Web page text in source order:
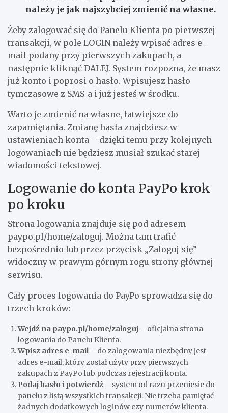
należy je jak najszybciej zmienić na własne.
Żeby zalogować się do Panelu Klienta po pierwszej
transakcji, w pole LOGIN należy wpisać adres e-
mail podany przy pierwszych zakupach, a
następnie kliknąć DALEJ. System rozpozna, że masz
już konto i poprosi o hasło. Wpisujesz hasło
tymczasowe z SMS-a i już jesteś w środku.
Warto je zmienić na własne, łatwiejsze do
zapamiętania. Zmianę hasła znajdziesz w
ustawieniach konta – dzięki temu przy kolejnych
logowaniach nie będziesz musiał szukać starej
wiadomości tekstowej.
Logowanie do konta PayPo krok
po kroku
Strona logowania znajduje się pod adresem
paypo.pl/home/zaloguj. Można tam trafić
bezpośrednio lub przez przycisk „Zaloguj się”
widoczny w prawym górnym rogu strony głównej
serwisu.
Cały proces logowania do PayPo sprowadza się do
trzech kroków:
Wejdź na paypo.pl/home/zaloguj – oficjalna strona
logowania do Panelu Klienta.
Wpisz adres e-mail– do zalogowania niezbędny jest
adres e-mail, który został użyty przy pierwszych
zakupach z PayPo lub podczas rejestracji konta.
Podaj hasło i potwierdź – system od razu przeniesie do
panelu z listą wszystkich transakcji. Nie trzeba pamiętać
żadnych dodatkowych loginów czy numerów klienta.